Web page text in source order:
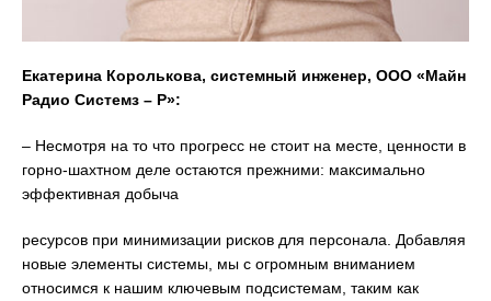
Екатерина Королькова, системный инженер, ООО «Майн
Радио Системз – Р»:
– Несмотря на то что прогресс не стоит на месте, ценности в
горно-шахтном деле остаются прежними: максимально
эффективная добыча
ресурсов при минимизации рисков для персонала. Добавляя
новые элементы системы, мы с огромным вниманием
относимся к нашим ключевым подсистемам, таким как